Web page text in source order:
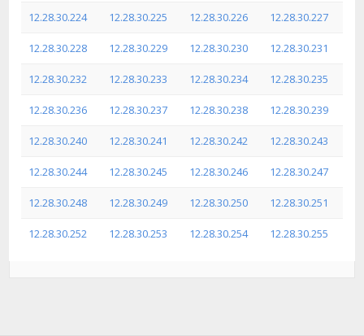
12.28.30.224 12.28.30.225 12.28.30.226 12.28.30.227
12.28.30.228 12.28.30.229 12.28.30.230 12.28.30.231
12.28.30.232 12.28.30.233 12.28.30.234 12.28.30.235
12.28.30.236 12.28.30.237 12.28.30.238 12.28.30.239
12.28.30.240 12.28.30.241 12.28.30.242 12.28.30.243
12.28.30.244 12.28.30.245 12.28.30.246 12.28.30.247
12.28.30.248 12.28.30.249 12.28.30.250 12.28.30.251
12.28.30.252 12.28.30.253 12.28.30.254 12.28.30.255